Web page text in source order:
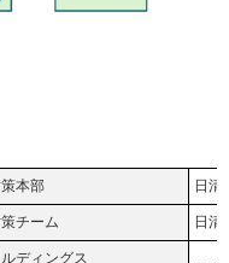
本部 日清
チーム 日清
ディングス